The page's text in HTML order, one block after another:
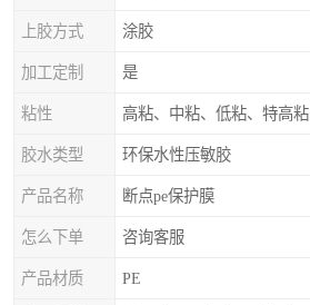
上胶方式 涂胶
加工定制 是
粘性 高粘、中粘、低粘、特高粘
胶水类型 环保水性压敏胶
产品名称 断点pe保护膜
怎么下单 咨询客服
产品材质 PE